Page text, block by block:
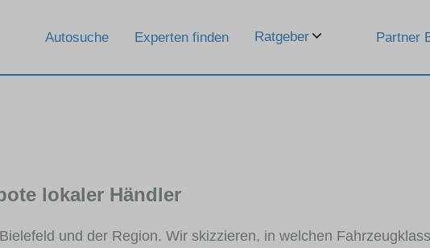
Autosuche Experten finden Ratgeber Partner
lokaler Händler
und der Region. Wir skizzieren, in welchen